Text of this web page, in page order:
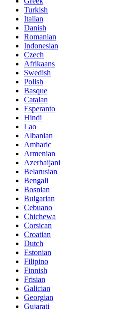
Turkish
Italian
Danish
Romanian
Indonesian
Czech
Afrikaans
Swedish
Polish
Basque
Catalan
Esperanto
Hindi
Lao
Albanian
Amharic
Armenian
Azerbaijani
Belarusian
Bengali
Bosnian
Bulgarian
Cebuano
Chichewa
Corsican
Croatian
Dutch
Estonian
Filipino
Finnish
Frisian
Galician
Georgian
Gujarati